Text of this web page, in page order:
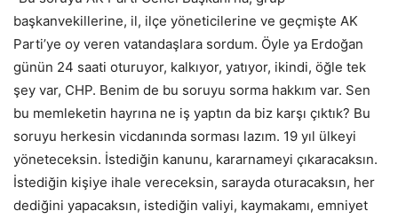
başkanvekillerine, il, ilçe yöneticilerine ve geçmişte AK
Parti’ye oy veren vatandaşlara sordum. Öyle ya Erdoğan
günün 24 saati oturuyor, kalkıyor, yatıyor, ikindi, öğle tek
şey var, CHP. Benim de bu soruyu sorma hakkım var. Sen
bu memleketin hayrına ne iş yaptın da biz karşı çıktık? Bu
soruyu herkesin vicdanında sorması lazım. 19 yıl ülkeyi
yöneteceksin. İstediğin kanunu, kararnameyi çıkaracaksın.
İstediğin kişiye ihale vereceksin, sarayda oturacaksın, her
dediğini yapacaksın, istediğin valiyi, kaymakamı, emniyet